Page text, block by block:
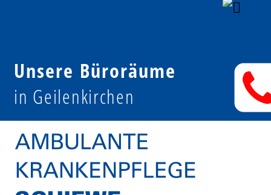
Unsere Büroräume
in Geilenkirchen